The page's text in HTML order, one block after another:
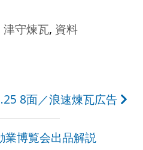
津守煉瓦, 資料
8面／浪速煉瓦広告
業博覧会出品解説